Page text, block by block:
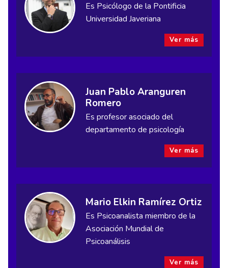
Es Psicólogo de la Pontificia
Universidad Javeriana
Ver más
Juan Pablo Aranguren
Romero
Es profesor asociado del
departamento de psicología
Ver más
Mario Elkin Ramírez Ortiz
Es Psicoanalista miembro de la
Asociación Mundial de
Psicoanálisis
Ver más